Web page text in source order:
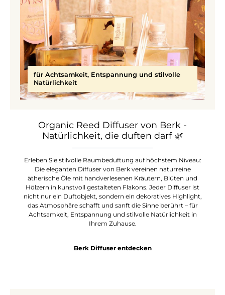
für Achtsamkeit, Entspannung und stilvolle
Natürlichkeit
Organic Reed Diffuser von Berk -
Natürlichkeit, die duften darf 🌿
Erleben Sie stilvolle Raumbeduftung auf höchstem Niveau:
Die eleganten Diffuser von Berk vereinen naturreine
ätherische Öle mit handverlesenen Kräutern, Blüten und
Hölzern in kunstvoll gestalteten Flakons. Jeder Diffuser ist
nicht nur ein Duftobjekt, sondern ein dekoratives Highlight,
das Atmosphäre schafft und sanft die Sinne berührt – für
Achtsamkeit, Entspannung und stilvolle Natürlichkeit in
Ihrem Zuhause.
Berk Diffuser entdecken